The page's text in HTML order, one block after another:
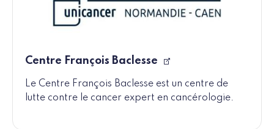
Centre François Baclesse
Le Centre François Baclesse est un centre de
lutte contre le cancer expert en cancérologie.